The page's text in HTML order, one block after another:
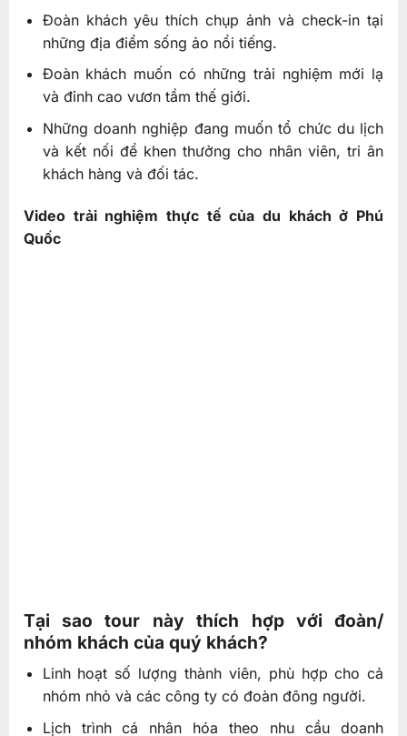
Đoàn khách yêu thích chụp ảnh và check-in tại
những địa điểm sống ảo nổi tiếng.
Đoàn khách muốn có những trải nghiệm mới lạ
và đỉnh cao vươn tầm thế giới.
Những doanh nghiệp đang muốn tổ chức du lịch
và kết nối để khen thưởng cho nhân viên, tri ân
khách hàng và đối tác.
Video trải nghiệm thực tế của du khách ở Phú
Quốc
Tại sao tour này thích hợp với đoàn/
nhóm khách của quý khách?
Linh hoạt số lượng thành viên, phù hợp cho cả
nhóm nhỏ và các công ty có đoàn đông người.
Lịch trình cá nhân hóa theo nhu cầu doanh